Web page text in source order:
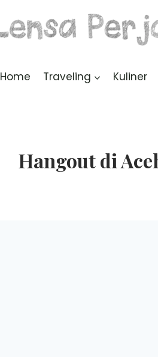
Home Traveling Kuliner
Hangout di